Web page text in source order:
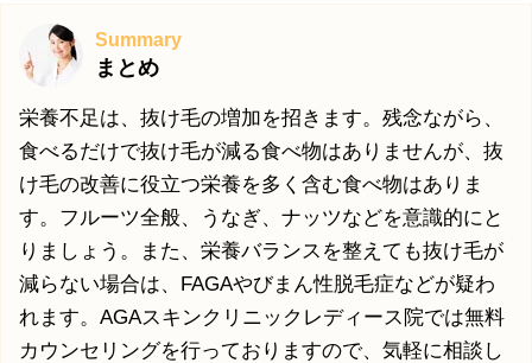
Summary
まとめ
栄養不足は、抜け毛の増加を招きます。残念ながら、
食べるだけで抜け毛が減る食べ物はありませんが、抜
け毛の改善に役立つ栄養を多く含む食べ物はありま
す。フルーツ全般、うなぎ、ナッツなどを意識的にと
りましょう。また、栄養バランスを整えても抜け毛が
減らない場合は、FAGAやびまん性脱毛症などが疑わ
れます。AGAスキンクリニックレディース院では無料
カウンセリングを行っておりますので、気軽に相談し